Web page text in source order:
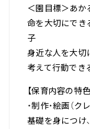
＜園目標＞あ
命を大切にでき
子
身近な人を大切
考えて行動でき
【保育内容の特色
・制作・絵画（
基礎を身につけ